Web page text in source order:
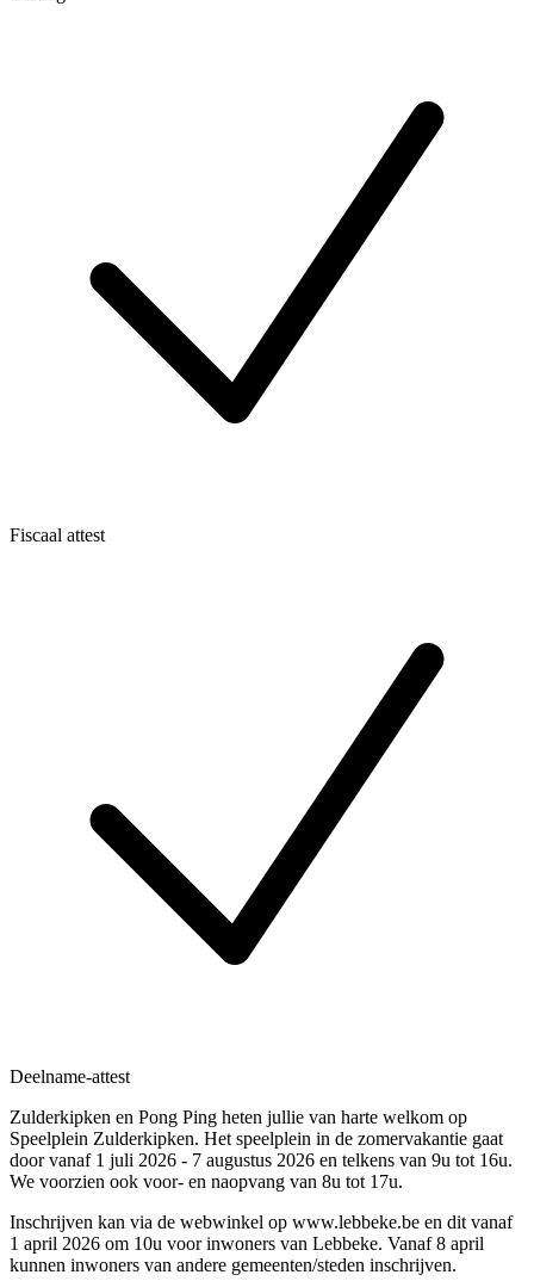
Fiscaal attest
Deelname-attest
Zulderkipken en Pong Ping heten jullie van harte welkom op
Speelplein Zulderkipken. Het speelplein in de zomervakantie gaat
door vanaf 1 juli 2026 - 7 augustus 2026 en telkens van 9u tot 16u.
We voorzien ook voor- en naopvang van 8u tot 17u.
Inschrijven kan via de webwinkel op www.lebbeke.be en dit vanaf
1 april 2026 om 10u voor inwoners van Lebbeke. Vanaf 8 april
kunnen inwoners van andere gemeenten/steden inschrijven.